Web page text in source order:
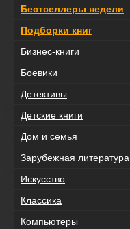
Бестселлеры недели
Подборки книг
Бизнес-книги
Боевики
Детективы
Детские книги
Дом и семья
Зарубежная литература
Искусство
Классика
Компьютеры